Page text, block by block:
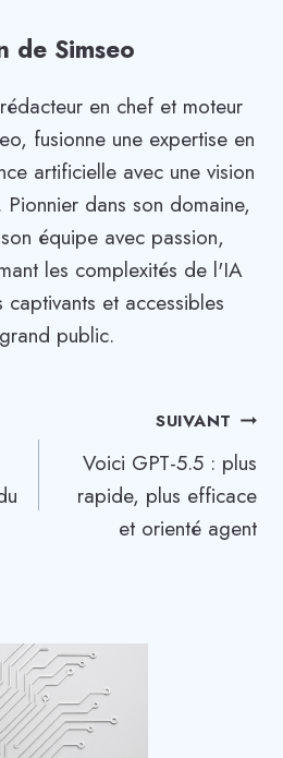
de Simseo
en chef et moteur
fusionne une expertise en
artificielle avec une vision
Pionnier dans son domaine,
équipe avec passion,
les complexités de l'IA
captivants et accessibles
public.
SUIVANT
Voici GPT-5.5 : plus
rapide, plus efficace
et orienté agent